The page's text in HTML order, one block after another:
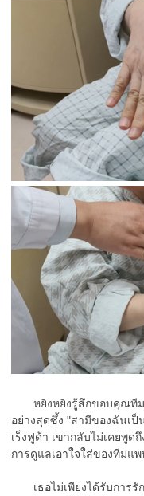
หยิงหยิงรู้สึกขอบคุณทีม
อย่างสุดซึ้ง "สามีของฉันเ
เร็งฟูด้า เขากลับไม่เคยพูด
การดูแลเอาใจใส่ของทีมแ
เธอไม่เพียงได้รับการรัก